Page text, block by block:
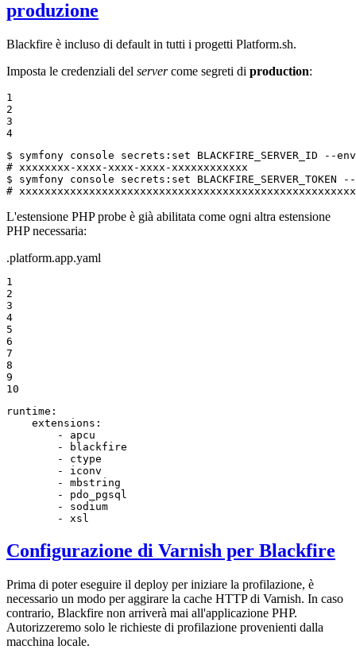
produzione
Blackfire è incluso di default in tutti i progetti Platform.sh.
Imposta le credenziali del servercome segreti di production:
1
2
3
4
$ symfony console secrets: set
# xxxxxxxx-xxxx-xxxx-xxxx-xxxxxxxxxxxx
$ symfony console secrets: set
#
L'estensione PHP probe è già abilitata come ogni altra estensione
PHP necessaria:
.platform.app.yaml
1
2
3
4
5
6
7
8
9
10
runtime:
extensions:
-
apcu
-
blackfire
-
ctype
-
iconv
-
mbstring
-
pdo_pgsql
-
sodium
-
xsl
Configurazione di Varnish per Blackfire
Prima di poter eseguire il deploy per iniziare la profilazione, è
necessario un modo per aggirare la cache HTTP di Varnish. In caso
contrario, Blackfire non arriverà mai all'applicazione PHP.
Autorizzeremo solo le richieste di profilazione provenienti dalla
macchina locale.